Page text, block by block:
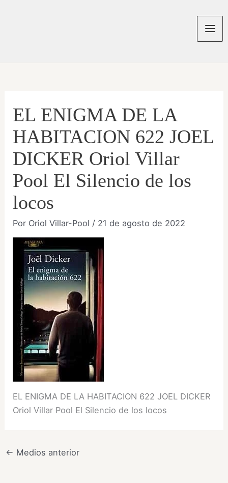
EL ENIGMA DE LA
HABITACION 622 JOEL
DICKER Oriol Villar
Pool El Silencio de los
locos
Por Oriol Villar-Pool / 21 de agosto de 2022
EL ENIGMA DE LA HABITACION 622 JOEL DICKER
Oriol Villar Pool El Silencio de los locos
← Medios anterior